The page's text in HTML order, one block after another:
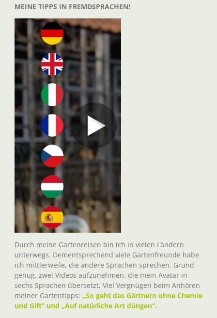
MEINE TIPPS IN FREMDSPRACHEN!
Durch meine Gartenreisen bin ich in vielen Ländern
unterwegs. Dementsprechend viele Gartenfreunde habe
ich mittlerweile, die andere Sprachen sprechen. Grund
genug, zwei Videos aufzunehmen, die mein Avatar in
sechs Sprachen übersetzt. Viel Vergnügen beim Anhören
meiner Gartentipps: „So geht das Gärtnern ohne Chemie
und Gift“ und „Auf natürliche Art düngen“.